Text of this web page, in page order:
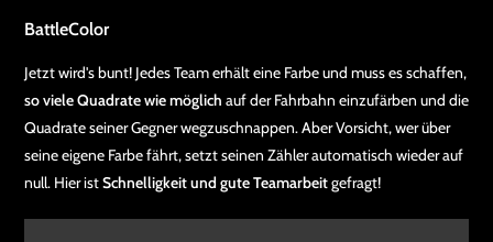
BattleColor
Jetzt wird's bunt! Jedes Team erhält eine Farbe und muss es schaffen,
so viele Quadrate wie möglich auf der Fahrbahn einzufärben und die
Quadrate seiner Gegner wegzuschnappen. Aber Vorsicht, wer über
seine eigene Farbe fährt, setzt seinen Zähler automatisch wieder auf
null. Hier istSchnelligkeit und gute Teamarbeitgefragt!